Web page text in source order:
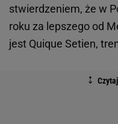
stwierdzeniem, że w
roku za lepszego od
jest Quique Setien,